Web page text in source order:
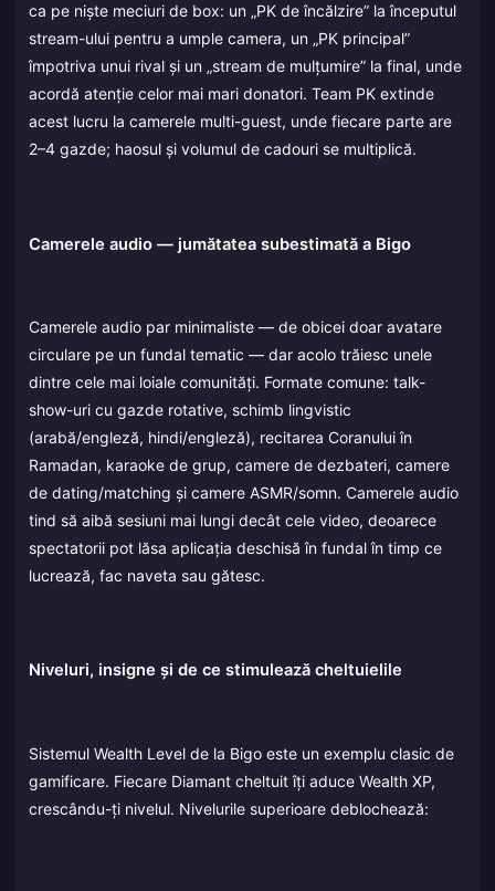
ca pe niște meciuri de box: un „PK de încălzire” la începutul
stream-ului pentru a umple camera, un „PK principal”
împotriva unui rival și un „stream de mulțumire” la final, unde
acordă atenție celor mai mari donatori. Team PK extinde
acest lucru la camerele multi-guest, unde fiecare parte are
2–4 gazde; haosul și volumul de cadouri se multiplică.
Camerele audio — jumătatea subestimată a Bigo
Camerele audio par minimaliste — de obicei doar avatare
circulare pe un fundal tematic — dar acolo trăiesc unele
dintre cele mai loiale comunități. Formate comune: talk-
show-uri cu gazde rotative, schimb lingvistic
(arabă/engleză, hindi/engleză), recitarea Coranului în
Ramadan, karaoke de grup, camere de dezbateri, camere
de dating/matching și camere ASMR/somn. Camerele audio
tind să aibă sesiuni mai lungi decât cele video, deoarece
spectatorii pot lăsa aplicația deschisă în fundal în timp ce
lucrează, fac naveta sau gătesc.
Niveluri, insigne și de ce stimulează cheltuielile
Sistemul Wealth Level de la Bigo este un exemplu clasic de
gamificare. Fiecare Diamant cheltuit îți aduce Wealth XP,
crescându-ți nivelul. Nivelurile superioare deblochează: